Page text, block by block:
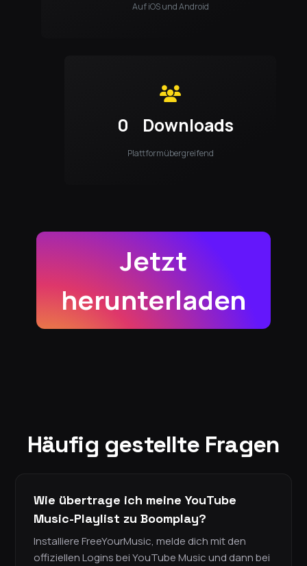
Auf iOS und Android
0 Downloads
Plattformübergreifend
Jetzt
herunterladen
Häufig gestellte Fragen
Wie übertrage ich meine YouTube
Music-Playlist zu Boomplay?
Installiere FreeYourMusic, melde dich mit den
offiziellen Logins bei YouTube Music und dann bei